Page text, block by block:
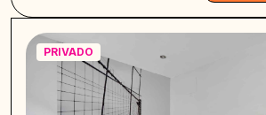
PRIVADO